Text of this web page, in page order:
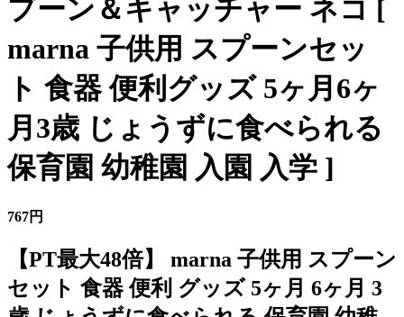
プーン＆キャッチャー ネコ [
marna 子供用 スプーンセッ
ト 食器 便利グッズ 5ヶ月6ヶ
月3歳 じょうずに食べられる
保育園 幼稚園 入園 入学 ]
767円
【PT最大48倍】 marna 子供用 スプーン
セット 食器 便利 グッズ 5ヶ月 6ヶ月 3